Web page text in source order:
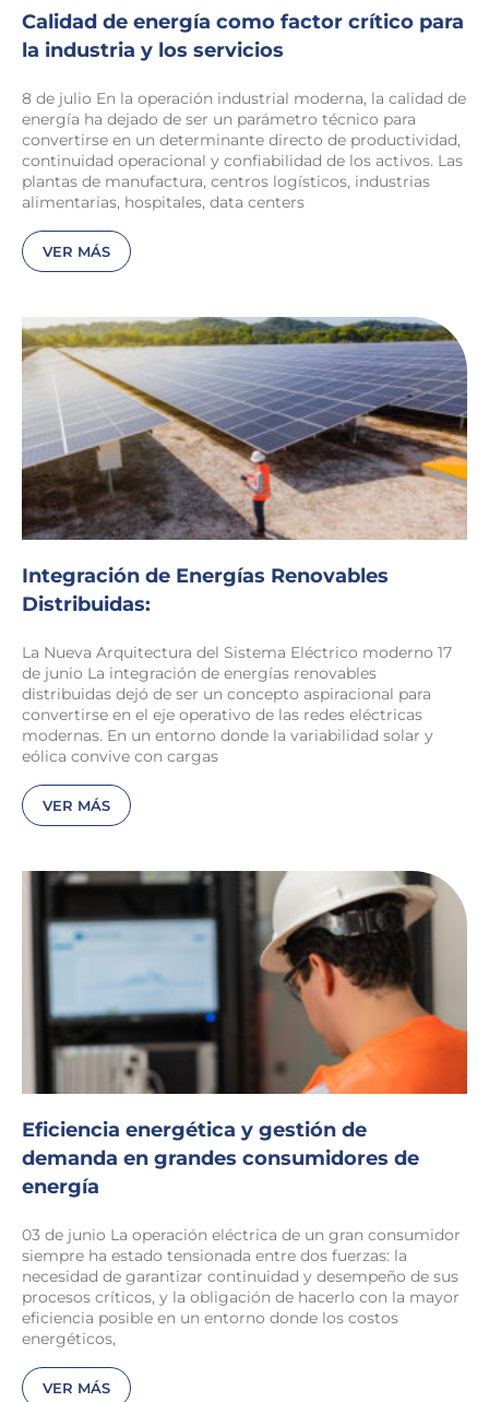
Calidad de energía como factor crítico para
la industria y los servicios
8 de julio En la operación industrial moderna, la calidad de
energía ha dejado de ser un parámetro técnico para
convertirse en un determinante directo de productividad,
continuidad operacional y confiabilidad de los activos. Las
plantas de manufactura, centros logísticos, industrias
alimentarias, hospitales, data centers
VER MÁS
Integración de Energías Renovables
Distribuidas:
La Nueva Arquitectura del Sistema Eléctrico moderno 17
de junio La integración de energías renovables
distribuidas dejó de ser un concepto aspiracional para
convertirse en el eje operativo de las redes eléctricas
modernas. En un entorno donde la variabilidad solar y
eólica convive con cargas
VER MÁS
Eficiencia energética y gestión de
demanda en grandes consumidores de
energía
03 de junio La operación eléctrica de un gran consumidor
siempre ha estado tensionada entre dos fuerzas: la
necesidad de garantizar continuidad y desempeño de sus
procesos críticos, y la obligación de hacerlo con la mayor
eficiencia posible en un entorno donde los costos
energéticos,
VER MÁS